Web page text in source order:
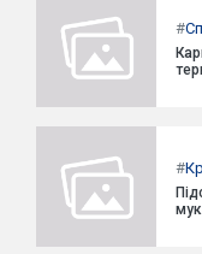
#
#